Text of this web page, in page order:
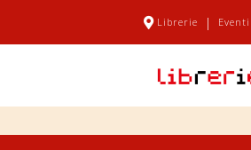
Librerie | Eventi